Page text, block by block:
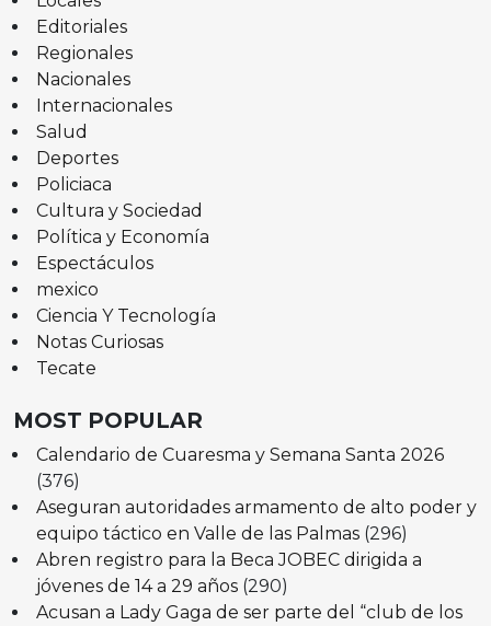
Editoriales
Regionales
Nacionales
Internacionales
Salud
Deportes
Policiaca
Cultura y Sociedad
Política y Economía
Espectáculos
mexico
Ciencia Y Tecnología
Notas Curiosas
Tecate
MOST POPULAR
Calendario de Cuaresma y Semana Santa 2026
(376)
Aseguran autoridades armamento de alto poder y
equipo táctico en Valle de las Palmas (296)
Abren registro para la Beca JOBEC dirigida a
jóvenes de 14 a 29 años (290)
Acusan a Lady Gaga de ser parte del “club de los